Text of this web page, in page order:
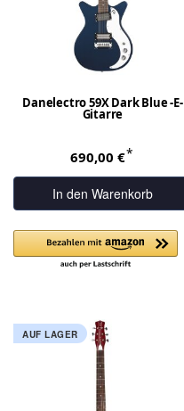
Danelectro 59X Dark Blue -E-
Gitarre
690,00 €*
In den Warenkorb
AUF LAGER